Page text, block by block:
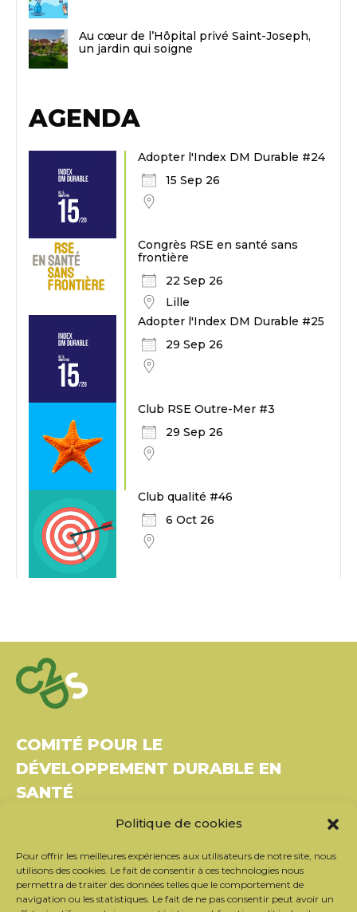
Politique de cookies
Pour offrir les meilleures expériences aux utilisateurs de notre site, nous
utilisons des cookies. Le fait de consentir à ces technologies nous
permettra de traiter des données telles que le comportement de
navigation ou les statistiques. Le fait de ne pas consentir peut avoir un
Au cœur de l’Hôpital privé Saint-Joseph,
un jardin qui soigne
AGENDA
Adopter l'Index DM Durable #24
15 Sep 26
Congrès RSE en santé sans
frontière
22 Sep 26
Lille
Adopter l'Index DM Durable #25
29 Sep 26
Club RSE Outre-Mer #3
29 Sep 26
Club qualité #46
6 Oct 26
COMITÉ POUR LE
DÉVELOPPEMENT DURABLE EN
SANTÉ
Bâtiment Le Rubixco, 1 rue Bernard Maris
Tél. : 06 26 49 36 81 – contact@c2ds.eu